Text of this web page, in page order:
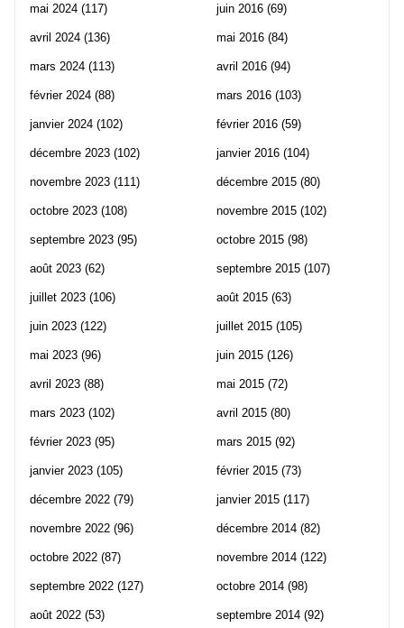
mai 2024 (117)
avril 2024 (136)
mars 2024 (113)
février 2024 (88)
janvier 2024 (102)
décembre 2023 (102)
novembre 2023 (111)
octobre 2023 (108)
septembre 2023 (95)
août 2023 (62)
juillet 2023 (106)
juin 2023 (122)
mai 2023 (96)
avril 2023 (88)
mars 2023 (102)
février 2023 (95)
janvier 2023 (105)
décembre 2022 (79)
novembre 2022 (96)
octobre 2022 (87)
septembre 2022 (127)
août 2022 (53)
juin 2016 (69)
mai 2016 (84)
avril 2016 (94)
mars 2016 (103)
février 2016 (59)
janvier 2016 (104)
décembre 2015 (80)
novembre 2015 (102)
octobre 2015 (98)
septembre 2015 (107)
août 2015 (63)
juillet 2015 (105)
juin 2015 (126)
mai 2015 (72)
avril 2015 (80)
mars 2015 (92)
février 2015 (73)
janvier 2015 (117)
décembre 2014 (82)
novembre 2014 (122)
octobre 2014 (98)
septembre 2014 (92)